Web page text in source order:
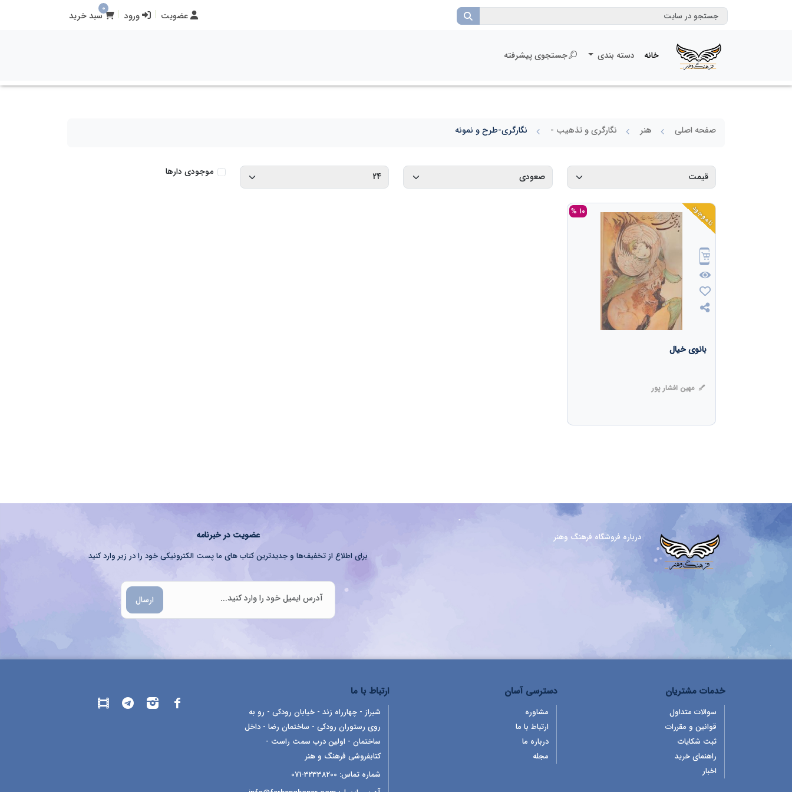
عضویت ورود
0
سبد خرید
خانه دسته بندی جستجوی پیشرفته
صفحه اصلی هنر نگارگری و تذهیب - نگارگری-طرح و نمونه
موجودی دارها
ناموجود 10 %
بانوی خیال
مهین افشار پور
درباره فروشگاه فرهنگ وهنر عضویت در خبرنامه
برای اطلاع از تخفیف‌ها و جدیدترین کتاب های ما پست الکترونیکی خود را در زیر وارد کنید
ارسال
خدمات مشتریان
سوالات متداول
قوانین و مقررات
ثبت شکایات
راهنمای خرید
اخبار
دسترسی آسان
مشاوره
ارتباط با ما
درباره ما
مجله
ارتباط با ما
شیراز - چهارراه زند - خیابان رودکی - رو به
روی رستوران رودکی - ساختمان رضا - داخل
ساختمان - اولین درب سمت راست -
کتابفروشی فرهنگ و هنر
شماره تماس: 32338200-071